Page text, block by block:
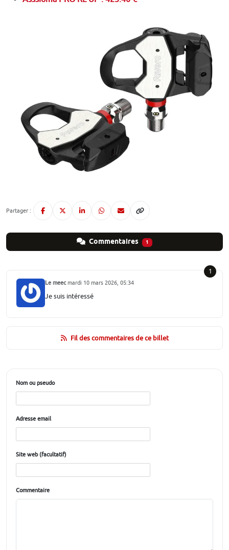
Partager :
Commentaires 1
1
Le meecmardi 10 mars 2026, 05:34
Je suis intéressé
Fil des commentaires de ce billet
Nom ou pseudo
Adresse email
Site web (facultatif)
Commentaire